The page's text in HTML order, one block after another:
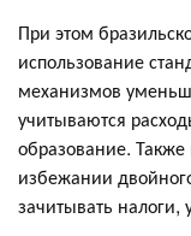
При этом
использование
механизмов
учитываются
образование.
избежании
зачитывать налоги,